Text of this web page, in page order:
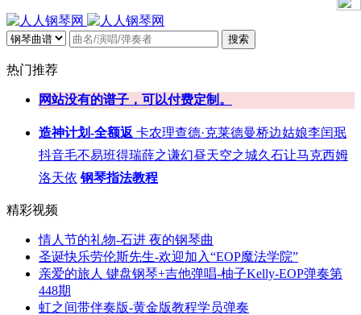
搜索
热门推荐
网站没有的谱子，可以付费定制。
造神计划-全额返 卡农理查德·克莱德曼桥边姑娘李闰珉
抖音毛不易班得瑞薛之谦幻昼天空之城久石让马克西姆
洛天依 钢琴指法教程
精彩视频
情人节的礼物-石进 夜的钢琴曲
圣诞快乐劳伦斯先生-欢迎加入“EOP魔法学院”
亲爱的旅人 键盘钢琴+吉他弹唱-柚子Kelly-EOP弹奏第
448期
虹之间带伴奏版-黄金版教程学员弹奏